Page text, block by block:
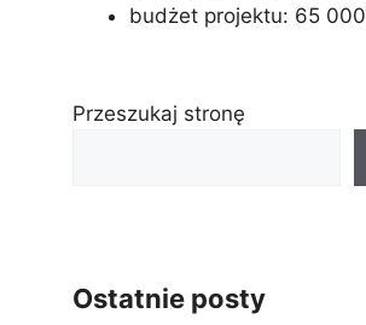
budżet projektu: 65
Przeszukaj stronę
Ostatnie posty